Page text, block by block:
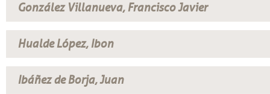
González Villanueva, Francisco Javier
Hualde López, Ibon
Ibáñez de Borja, Juan